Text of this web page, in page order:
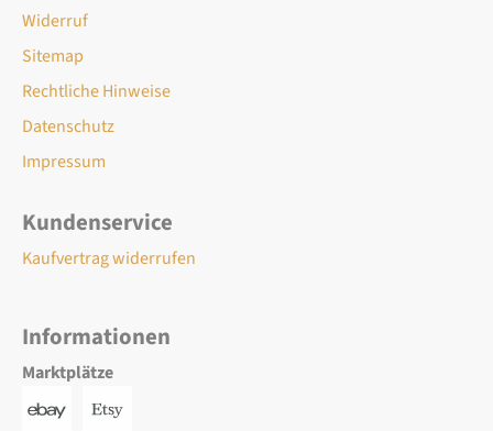
Widerruf
Sitemap
Rechtliche Hinweise
Datenschutz
Impressum
Kundenservice
Kaufvertrag widerrufen
Informationen
Marktplätze